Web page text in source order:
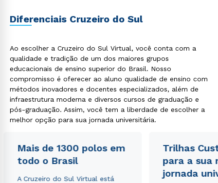
Diferenciais Cruzeiro do Sul
Ao escolher a Cruzeiro do Sul Virtual, você conta com a
qualidade e tradição de um dos maiores grupos
educacionais de ensino superior do Brasil. Nosso
compromisso é oferecer ao aluno qualidade de ensino com
métodos inovadores e docentes especializados, além de
infraestrutura moderna e diversos cursos de graduação e
pós-graduação. Assim, você tem a liberdade de escolher a
melhor opção para sua jornada universitária.
Mais de 1300 polos em
todo o Brasil
A Cruzeiro do Sul Virtual está
Trilhas
para a sua
jornada